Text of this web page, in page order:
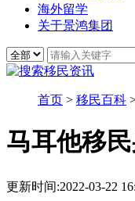
海外留学
关于景鸿集团
首页 > 移民百科
马耳他移
更新时间:2022-03-